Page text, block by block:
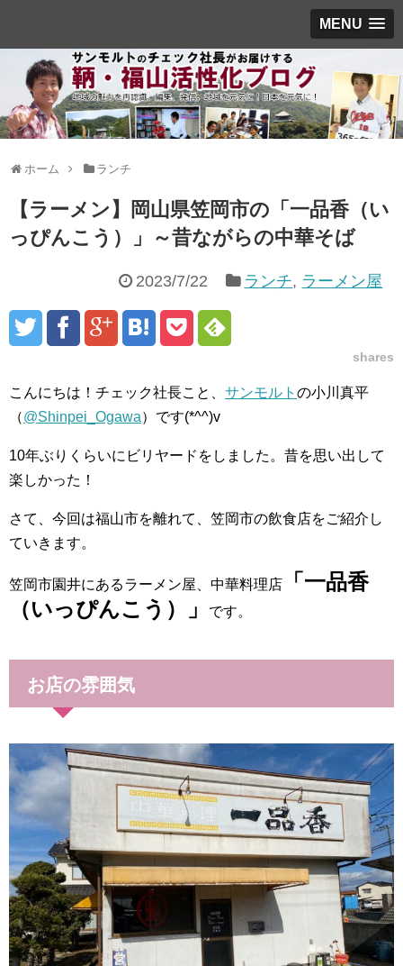
MENU
ホーム ランチ
【ラーメン】岡山県笠岡市の「一品香（い
っぴんこう）」～昔ながらの中華そば
2023/7/22 ランチ, ラーメン屋
shares
こんにちは！チェック社長こと、 サンモルト の小川真平
（@Shinpei_Ogawa）です(*^^)v
10年ぶりくらいにビリヤードをしました。昔を思い出して
楽しかった！
さて、今回は福山市を離れて、笠岡市の飲食店をご紹介し
ていきます。
笠岡市園井にあるラーメン屋、中華料理店
「一品香
（いっぴんこう）
」 です。
お店の雰囲気